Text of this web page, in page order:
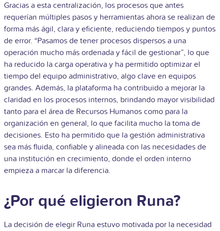
Gracias a esta centralización, los procesos que antes
requerían múltiples pasos y herramientas ahora se realizan de
forma más ágil, clara y eficiente, reduciendo tiempos y puntos
de error. “Pasamos de tener procesos dispersos a una
operación mucho más ordenada y fácil de gestionar”, lo que
ha reducido la carga operativa y ha permitido optimizar el
tiempo del equipo administrativo, algo clave en equipos
grandes. Además, la plataforma ha contribuido a mejorar la
claridad en los procesos internos, brindando mayor visibilidad
tanto para el área de Recursos Humanos como para la
organización en general, lo que facilita mucho la toma de
decisiones. Esto ha permitido que la gestión administrativa
sea más fluida, confiable y alineada con las necesidades de
una institución en crecimiento, donde el orden interno
empieza a marcar la diferencia.
¿Por qué eligieron Runa?
La decisión de elegir Runa estuvo motivada por la necesidad